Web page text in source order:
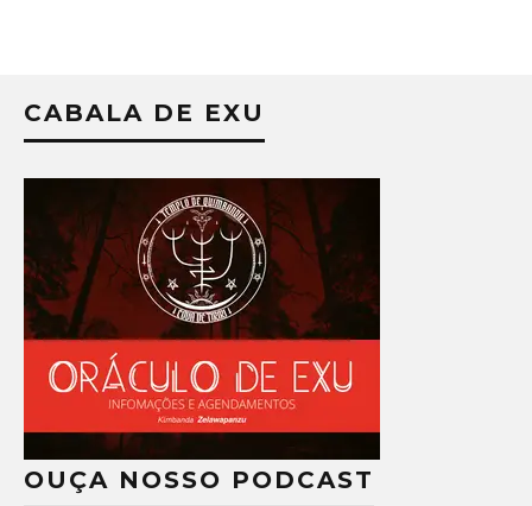
CABALA DE EXU
OUÇA NOSSO PODCAST